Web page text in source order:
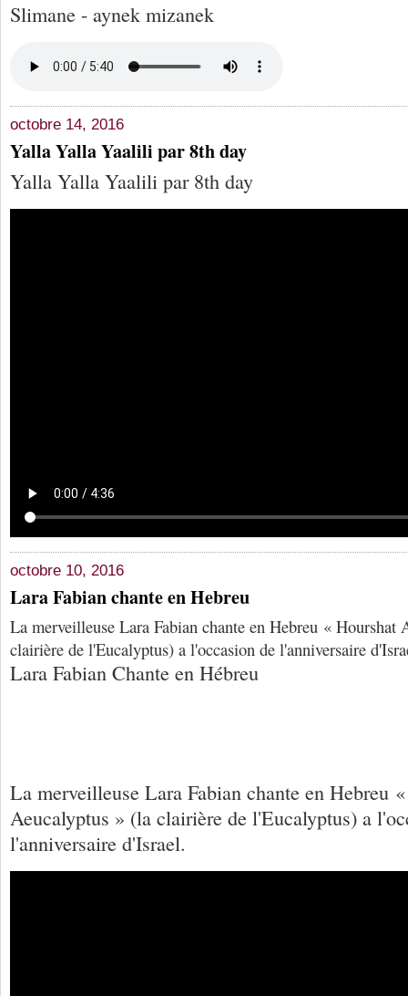
Slimane - aynek mizanek
octobre 14, 2016
Yalla Yalla Yaalili par 8th day
Yalla Yalla Yaalili par 8th day
octobre 10, 2016
Lara Fabian chante en Hebreu
La merveilleuse Lara Fabian chante en Hebreu « Hourshat
clairière de l'Eucalyptus) a l'occasion de l'anniversaire
Lara Fabian Chante en Hébreu
La merveilleuse Lara Fabian chante en Hebreu
Aeucalyptus » (la clairière de l'Eucalyptus) a
l'anniversaire d'Israel.